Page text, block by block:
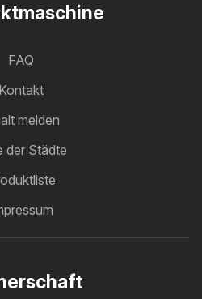
FAQ
Kontakt
melden
der Städte